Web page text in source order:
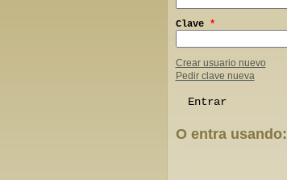
Clave *
Crear usuario nuevo
Pedir clave nueva
O entra usando: